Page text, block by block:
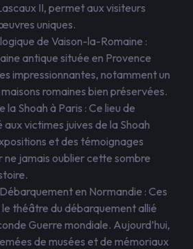
II, permet aux visiteurs
uniques.
de Vaison-la-Romaine :
antique située en Provence
impressionnantes, notamment un
romaines bien préservées.
la Shoah à Paris : Ce lieu de
victimes juives de la Shoah
et des témoignages
ne jamais oublier cette sombre
en Normandie : Ces
théâtre du débarquement allié
Guerre mondiale. Aujourd’hui,
de musées et de mémoriaux